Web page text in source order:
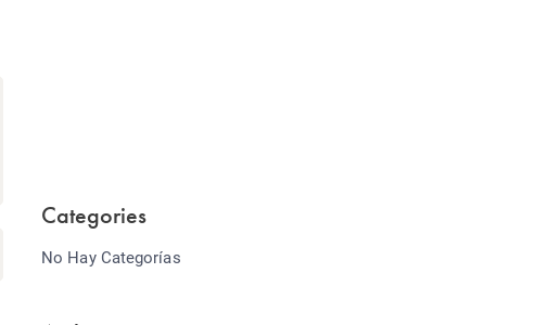
Categories
No Hay Categorías